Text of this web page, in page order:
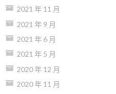
2021 年 11 月
2021 年 9 月
2021 年 6 月
2021 年 5 月
2020 年 12 月
2020 年 11 月